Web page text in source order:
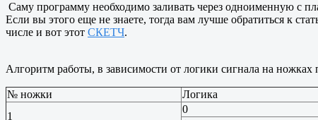
Саму программу необходимо заливать через одноименную с
Если вы этого еще не знаете, тогда вам лучше обратиться к
числе и вот этот СКЕТЧ.
Алгоритм работы, в зависимости от логики сигнала на ножках
№ ножки Логика
1
0